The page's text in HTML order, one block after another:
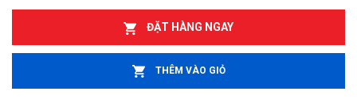
ĐẶT HÀNG NGAY
THÊM VÀO GIỎ